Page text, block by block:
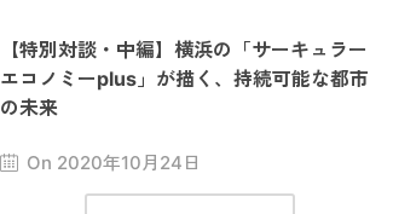
【特別対談・中編】横浜の「サーキュラー
エコノミーplus」が描く、持続可能な都市
の未来
On 2020年10月24日